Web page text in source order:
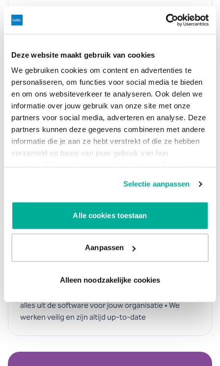
Deze website maakt gebruik van cookies
We gebruiken cookies om content en advertenties te
personaliseren, om functies voor social media te bieden
en om ons websiteverkeer te analyseren. Ook delen we
informatie over jouw gebruik van onze site met onze
partners voor social media, adverteren en analyse. Deze
partners kunnen deze gegevens combineren met andere
informatie die je aan ze hebt verstrekt of die ze hebben
verzameld op basis van jouw gebruik van hun
Selectie aanpassen
Alle cookies toestaan
Aanpassen
Alleen noodzakelijke cookies
Snel van start
klaar voor gebruik
Nooit te veel betalen
Pas maandelijks het aantal gebruikers naar behoefte
aan
Razendsnelle service
Onze specialisten kunnen je op afstand helpen en je
Expertise en security
Hallo is ISO 27001 en NEN 7510 gecertificeerd.
Hiermee voldoen we aan alle eisen rondom
informatiebeveiliging. • Je profiteert van onze kennis
overal werken met de nieuwste functionaliteiten •
alles uit de software voor jouw organisatie • We
werken veilig en zijn altijd up-to-date